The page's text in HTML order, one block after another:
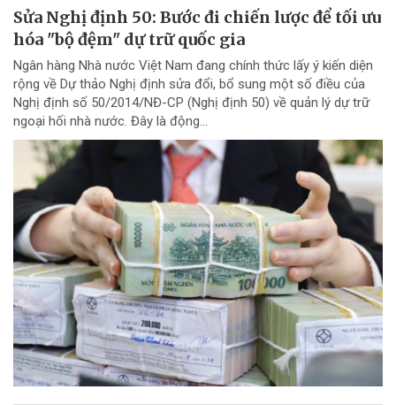
Sửa Nghị định 50: Bước đi chiến lược để tối ưu
hóa "bộ đệm" dự trữ quốc gia
Ngân hàng Nhà nước Việt Nam đang chính thức lấy ý kiến diện
rộng về Dự thảo Nghị định sửa đổi, bổ sung một số điều của
Nghị định số 50/2014/NĐ-CP (Nghị định 50) về quản lý dự trữ
ngoại hối nhà nước. Đây là động...